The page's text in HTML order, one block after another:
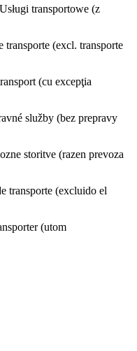
transportowe (z
(excl. transporte
(cu excepţia
služby (bez prepravy
storitve (razen prevoza
transporte (excluido el
(utom